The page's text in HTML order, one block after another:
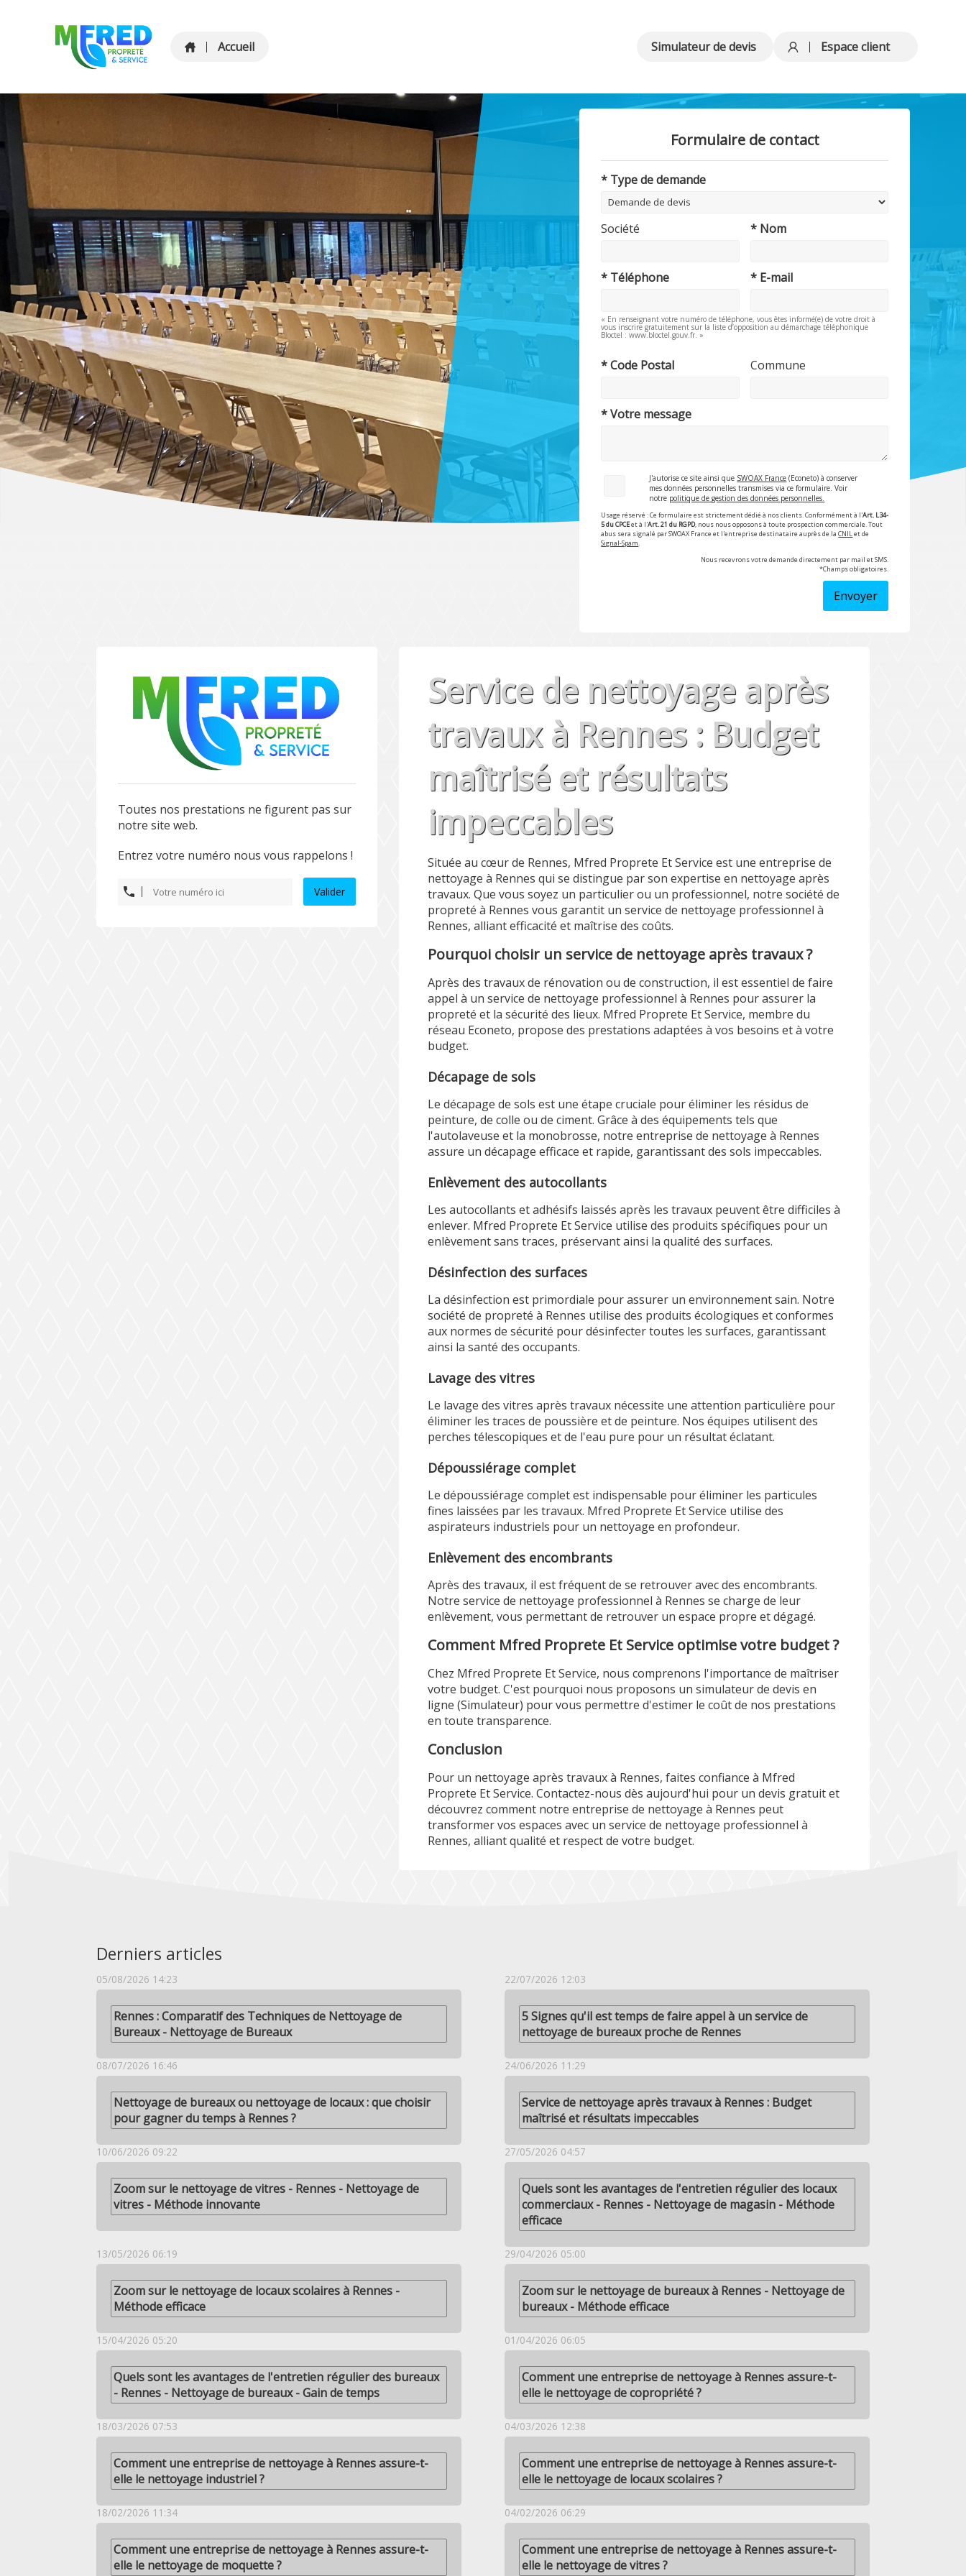
Accueil Simulateur de devis Espace client
Formulaire de contact
* Type de demande
Société * Nom
* Téléphone * E-mail
« En renseignant votre numéro de téléphone, vous êtes informé(e) de votre droit à
vous inscrire gratuitement sur la liste d’opposition au démarchage téléphonique
Bloctel : www.bloctel.gouv.fr. »
* Code Postal Commune
* Votre message
J'autorise ce site ainsi que SWOAX France (Econeto) à conserver
mes données personnelles transmises via ce formulaire. Voir
notre politique de gestion des données personnelles.
Usage réservé : Ce formulaire est strictement dédié à nos clients. Conformément à l'Art. L34-
5 du CPCEet à l'Art. 21 du RGPD, nous nous opposons à toute prospection commerciale. Tout
abus sera signalé par SWOAX France et l'entreprise destinataire auprès de laCNILet de
Signal-Spam.
Nous recevrons votre demande directement par mail et SMS.
*Champs obligatoires.
Envoyer
Toutes nos prestations ne figurent pas sur
notre site web.
Entrez votre numéro nous vous rappelons !
Valider
Service de nettoyage après
travaux à Rennes : Budget
maîtrisé et résultats
impeccables
Située au cœur de Rennes, Mfred Proprete Et Service est une entreprise de
nettoyage à Rennes qui se distingue par son expertise en nettoyage après
travaux. Que vous soyez un particulier ou un professionnel, notre société de
propreté à Rennes vous garantit un service de nettoyage professionnel à
Rennes, alliant efficacité et maîtrise des coûts.
Pourquoi choisir un service de nettoyage après travaux ?
Après des travaux de rénovation ou de construction, il est essentiel de faire
appel à un service de nettoyage professionnel à Rennes pour assurer la
propreté et la sécurité des lieux. Mfred Proprete Et Service, membre du
réseau Econeto, propose des prestations adaptées à vos besoins et à votre
budget.
Décapage de sols
Le décapage de sols est une étape cruciale pour éliminer les résidus de
peinture, de colle ou de ciment. Grâce à des équipements tels que
l'autolaveuse et la monobrosse, notre entreprise de nettoyage à Rennes
assure un décapage efficace et rapide, garantissant des sols impeccables.
Enlèvement des autocollants
Les autocollants et adhésifs laissés après les travaux peuvent être difficiles à
enlever. Mfred Proprete Et Service utilise des produits spécifiques pour un
enlèvement sans traces, préservant ainsi la qualité des surfaces.
Désinfection des surfaces
La désinfection est primordiale pour assurer un environnement sain. Notre
société de propreté à Rennes utilise des produits écologiques et conformes
aux normes de sécurité pour désinfecter toutes les surfaces, garantissant
ainsi la santé des occupants.
Lavage des vitres
Le lavage des vitres après travaux nécessite une attention particulière pour
éliminer les traces de poussière et de peinture. Nos équipes utilisent des
perches télescopiques et de l'eau pure pour un résultat éclatant.
Dépoussiérage complet
Le dépoussiérage complet est indispensable pour éliminer les particules
fines laissées par les travaux. Mfred Proprete Et Service utilise des
aspirateurs industriels pour un nettoyage en profondeur.
Enlèvement des encombrants
Après des travaux, il est fréquent de se retrouver avec des encombrants.
Notre service de nettoyage professionnel à Rennes se charge de leur
enlèvement, vous permettant de retrouver un espace propre et dégagé.
Comment Mfred Proprete Et Service optimise votre budget ?
Chez Mfred Proprete Et Service, nous comprenons l'importance de maîtriser
votre budget. C'est pourquoi nous proposons un simulateur de devis en
ligne (Simulateur) pour vous permettre d'estimer le coût de nos prestations
en toute transparence.
Conclusion
Pour un nettoyage après travaux à Rennes, faites confiance à Mfred
Proprete Et Service. Contactez-nous dès aujourd'hui pour un devis gratuit et
découvrez comment notre entreprise de nettoyage à Rennes peut
transformer vos espaces avec un service de nettoyage professionnel à
Rennes, alliant qualité et respect de votre budget.
Derniers articles
05/08/2026 14:23
Rennes : Comparatif des Techniques de Nettoyage de
Bureaux - Nettoyage de Bureaux
22/07/2026 12:03
5 Signes qu'il est temps de faire appel à un service de
nettoyage de bureaux proche de Rennes
08/07/2026 16:46
Nettoyage de bureaux ou nettoyage de locaux : que choisir
pour gagner du temps à Rennes ?
24/06/2026 11:29
Service de nettoyage après travaux à Rennes : Budget
maîtrisé et résultats impeccables
10/06/2026 09:22
Zoom sur le nettoyage de vitres - Rennes - Nettoyage de
vitres - Méthode innovante
27/05/2026 04:57
Quels sont les avantages de l'entretien régulier des locaux
commerciaux - Rennes - Nettoyage de magasin - Méthode
efficace
13/05/2026 06:19
Zoom sur le nettoyage de locaux scolaires à Rennes -
Méthode efficace
29/04/2026 05:00
Zoom sur le nettoyage de bureaux à Rennes - Nettoyage de
bureaux - Méthode efficace
15/04/2026 05:20
Quels sont les avantages de l'entretien régulier des bureaux
- Rennes - Nettoyage de bureaux - Gain de temps
01/04/2026 06:05
Comment une entreprise de nettoyage à Rennes assure-t-
elle le nettoyage de copropriété ?
18/03/2026 07:53
Comment une entreprise de nettoyage à Rennes assure-t-
elle le nettoyage industriel ?
04/03/2026 12:38
Comment une entreprise de nettoyage à Rennes assure-t-
elle le nettoyage de locaux scolaires ?
18/02/2026 11:34
Comment une entreprise de nettoyage à Rennes assure-t-
elle le nettoyage de moquette ?
04/02/2026 06:29
Comment une entreprise de nettoyage à Rennes assure-t-
elle le nettoyage de vitres ?